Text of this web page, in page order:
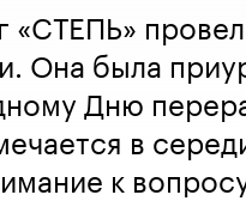
«СТЕПЬ»
Она была
Дню
в
к